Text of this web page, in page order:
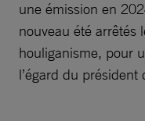
une émission en
nouveau été arrêtés
houliganisme, pour
l’égard du président